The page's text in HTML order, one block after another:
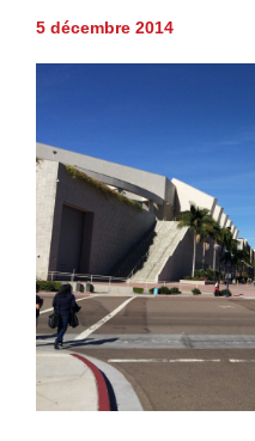
5 décembre 2014